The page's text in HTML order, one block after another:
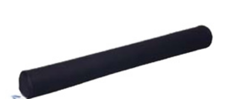
テーブルパーツ
プロユース